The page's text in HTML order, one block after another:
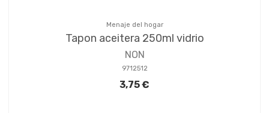
Menaje del hogar
Tapon aceitera 250ml vidrio
NON
9712512
3,75 €